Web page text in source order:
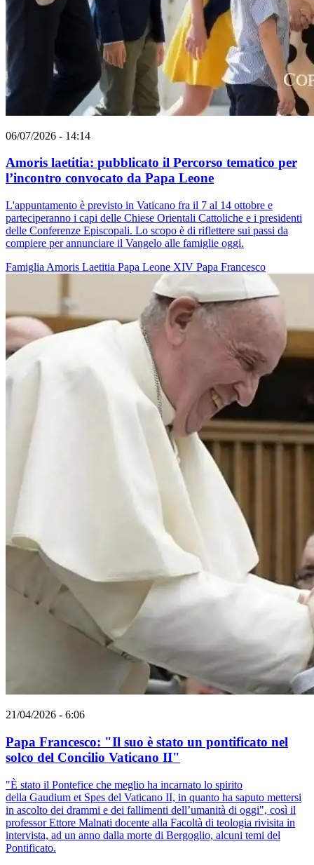
06/07/2026 - 14:14
Amoris laetitia: pubblicato il Percorso tematico per
l’incontro convocato da Papa Leone
L'appuntamento è previsto in Vaticano fra il 7 al 14 ottobre e
parteciperanno i capi delle Chiese Orientali Cattoliche e i presidenti
delle Conferenze Episcopali. Lo scopo è di riflettere sui passi da
compiere per annunciare il Vangelo alle famiglie oggi.
Famiglia Amoris Laetitia Papa Leone XIV Papa Francesco
21/04/2026 - 6:06
Papa Francesco: "Il suo è stato un pontificato nel
solco del Concilio Vaticano II"
"È stato il Pontefice che meglio ha incarnato lo spirito
della Gaudium et Spes del Vaticano II, in quanto ha saputo mettersi
in ascolto dei drammi e dei fallimenti dell’umanità di oggi", così il
professor Ettore Malnati docente alla Facoltà di teologia rivisita in
intervista, ad un anno dalla morte di Bergoglio, alcuni temi del
Pontificato.